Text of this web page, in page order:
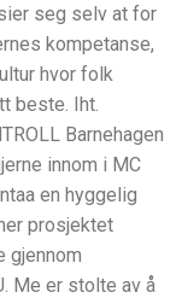
seg selv at for
kompetanse,
hvor folk
beste. Iht.
Barnehagen
innom i MC
en hyggelig
prosjektet
gjennom
Me er stolte av å